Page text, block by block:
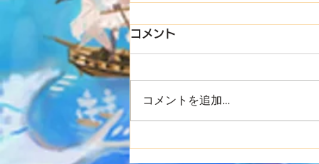
8/31(月) ぎん主催プチイベ
コメント
コメントを追加…